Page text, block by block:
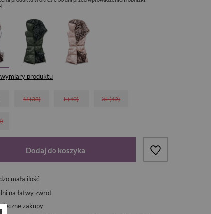
produktu
M (38) L (40) XL (42)
Dodaj do koszyka
mała ilość
na łatwy zwrot
zakupy